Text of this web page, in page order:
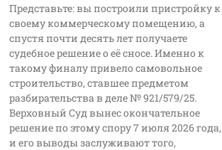
Представьте: вы построили пристройку к
своему коммерческому помещению, а
спустя почти десять лет получаете
судебное решение о её сносе. Именно к
такому финалу привело самовольное
строительство, ставшее предметом
разбирательства в деле № 921/579/25.
Верховный Суд вынес окончательное
решение по этому спору 7 июля 2026 года,
и его выводы заслуживают того,